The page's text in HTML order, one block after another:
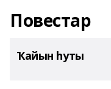
Повестар
Ҡайын һуты